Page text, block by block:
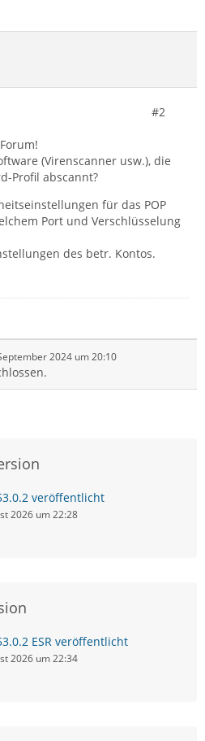
#2
(Virenscanner usw.), die
Profil abscannt?
für das POP
Port und Verschlüsselung
des betr. Kontos.
2024 um 20:10
veröffentlicht
2026 um 22:28
ESR veröffentlicht
2026 um 22:34